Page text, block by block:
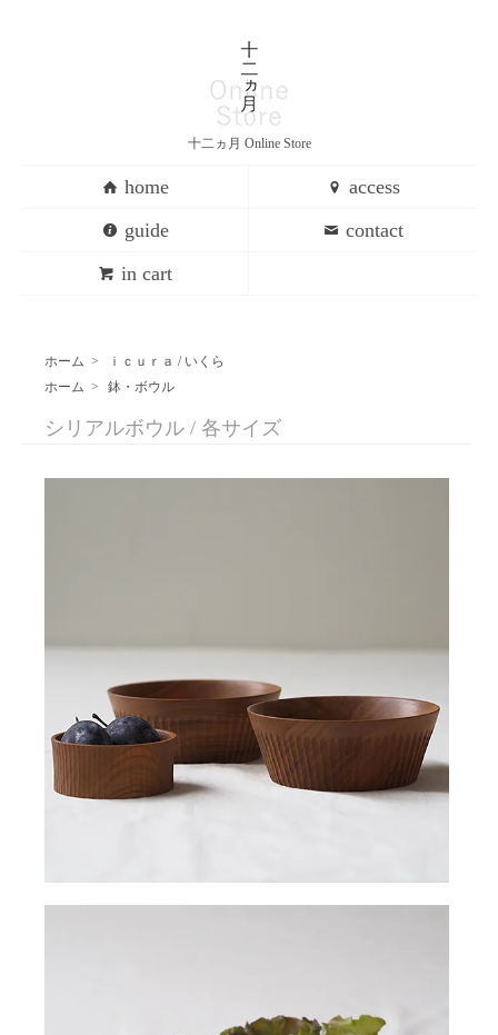
十二ヵ月 Online Store
home
access
guide
contact
in cart
ホーム >
ｉｃｕｒａ / いくら
ホーム > 鉢・ボウル
シリアルボウル / 各サイズ